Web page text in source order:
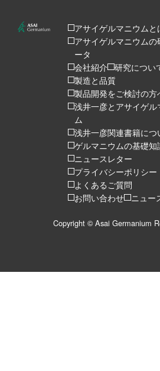
アサイゲルマニウムと
アサイゲルマニウムの
ータ
会社紹介 研究につい
製造と品質
製品開発をご検討の方
浅井一彦とアサイゲル
ム
浅井一彦関連書籍につ
ゲルマニウムの基礎知
ニュースレター
プライバシーポリシー
よくあるご質問
お問い合わせ ニュー
Copyright © Asai Germanium